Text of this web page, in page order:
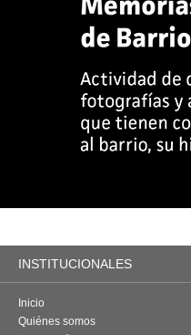
INSTITUCIONALES
Inicio
Quiénes somos